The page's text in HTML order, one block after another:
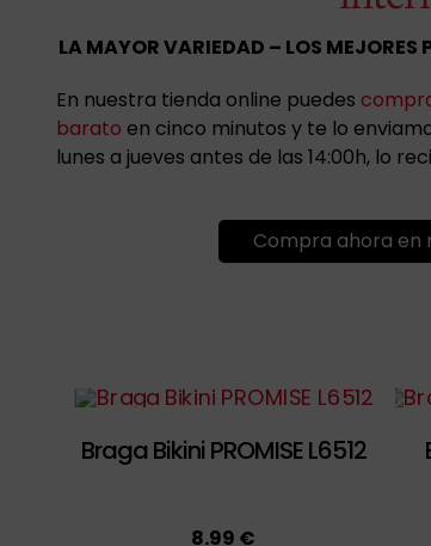
LA MAYOR VARIEDAD – LOS MEJORES
En nuestra tienda online puedes
barato en cinco minutos y te lo
lunes a jueves antes de las 14:00h, lo
Compra ahora en
Braga Bikini PROMISE L6512
8.99 €